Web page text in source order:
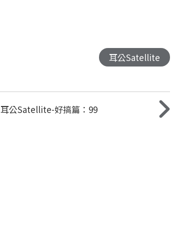
耳公Satellite
耳公Satellite-好搞篇：99